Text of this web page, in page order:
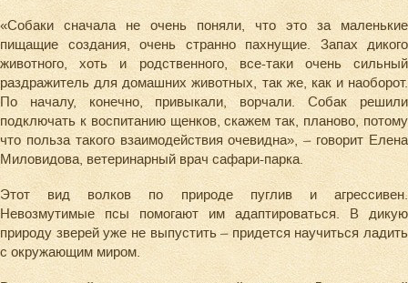
«Собаки сначала не очень поняли, что это за маленькие
пищащие создания, очень странно пахнущие. Запах дикого
животного, хоть и родственного, все-таки очень сильный
раздражитель для домашних животных, так же, как и наоборот.
По началу, конечно, привыкали, ворчали. Собак решили
подключать к воспитанию щенков, скажем так, планово, потому
что польза такого взаимодействия очевидна», – говорит Елена
Миловидова, ветеринарный врач сафари-парка.
Этот вид волков по природе пуглив и агрессивен.
Невозмутимые псы помогают им адаптироваться. В дикую
природу зверей уже не выпустить – придется научиться ладить
с окружающим миром.